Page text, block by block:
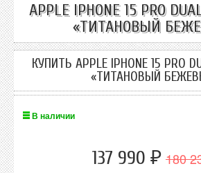
APPLE IPHONE 15 PRO
«ТИТАНОВЫЙ
КУПИТЬ APPLE IPHONE 15 PRO
«ТИТАНОВЫЙ
В наличии
137 990 ₽ 180